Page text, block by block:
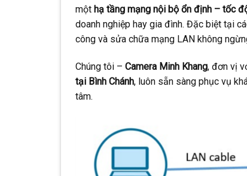
một hạ tầng mạng nội bộ ổn định – tốc
doanh nghiệp hay gia đình. Đặc biệt tại
công và sửa chữa mạng LAN không
Chúng tôi – Camera Minh Khang, đơn vị
tại Bình Chánh, luôn sẵn sàng phục vụ
tâm.